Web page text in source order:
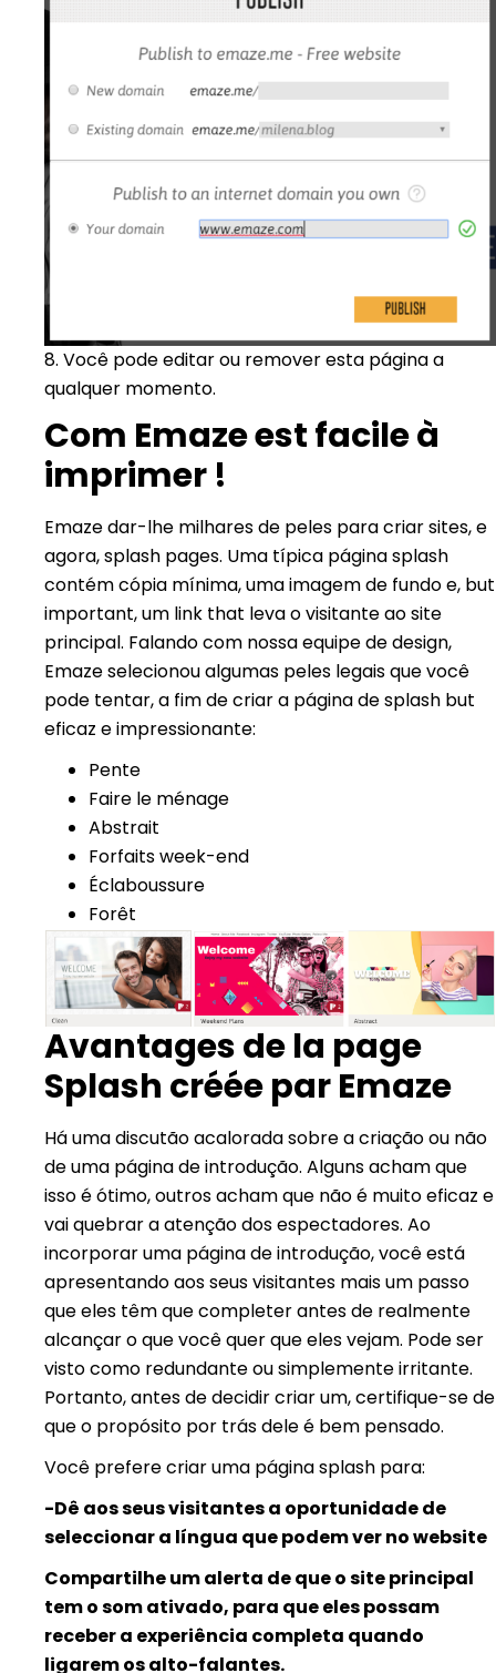
8. Você pode editar ou remover esta página a
qualquer momento.
Com Emaze est facile à
imprimer !
Emaze dar-lhe milhares de peles para criar sites, e
agora, splash pages. Uma típica página splash
contém cópia mínima, uma imagem de fundo e, but
important, um link that leva o visitante ao site
principal. Falando com nossa equipe de design,
Emaze selecionou algumas peles legais que você
pode tentar, a fim de criar a página de splash but
eficaz e impressionante:
Pente
Faire le ménage
Abstrait
Forfaits week-end
Éclaboussure
Forêt
Avantages de la page
Splash créée par Emaze
Há uma discutão acalorada sobre a criação ou não
de uma página de introdução. Alguns acham que
isso é ótimo, outros acham que não é muito eficaz e
vai quebrar a atenção dos espectadores. Ao
incorporar uma página de introdução, você está
apresentando aos seus visitantes mais um passo
que eles têm que completer antes de realmente
alcançar o que você quer que eles vejam. Pode ser
visto como redundante ou simplemente irritante.
Portanto, antes de decidir criar um, certifique-se de
que o propósito por trás dele é bem pensado.
Você prefere criar uma página splash para:
-Dê aos seus visitantes a oportunidade de
seleccionar a língua que podem ver no website
Compartilhe um alerta de que o site principal
tem o som ativado, para que eles possam
receber a experiência completa quando
ligarem os alto-falantes.